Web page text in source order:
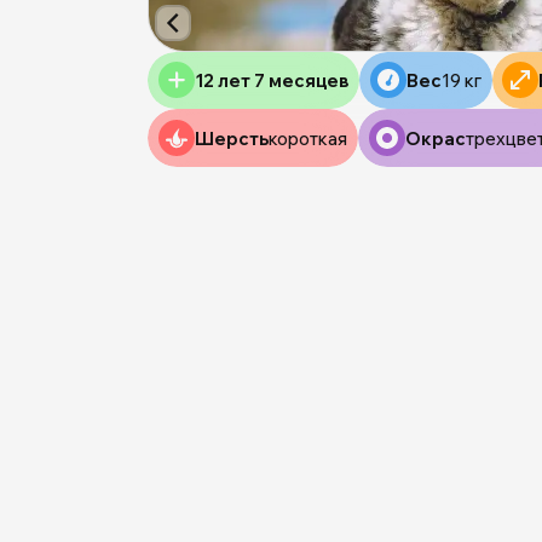
12 лет 7 месяцев Вес19 кг
Шерстькороткая Окрас